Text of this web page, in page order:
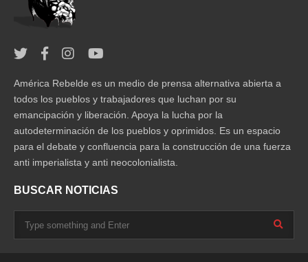
América Rebelde es un medio de prensa alternativa abierta a
todos los pueblos y trabajadores que luchan por su
emancipación y liberación. Apoya la lucha por la
autodeterminación de los pueblos y oprimidos. Es un espacio
para el debate y confluencia para la construcción de una fuerza
anti imperialista y anti neocolonialista.
BUSCAR NOTICIAS